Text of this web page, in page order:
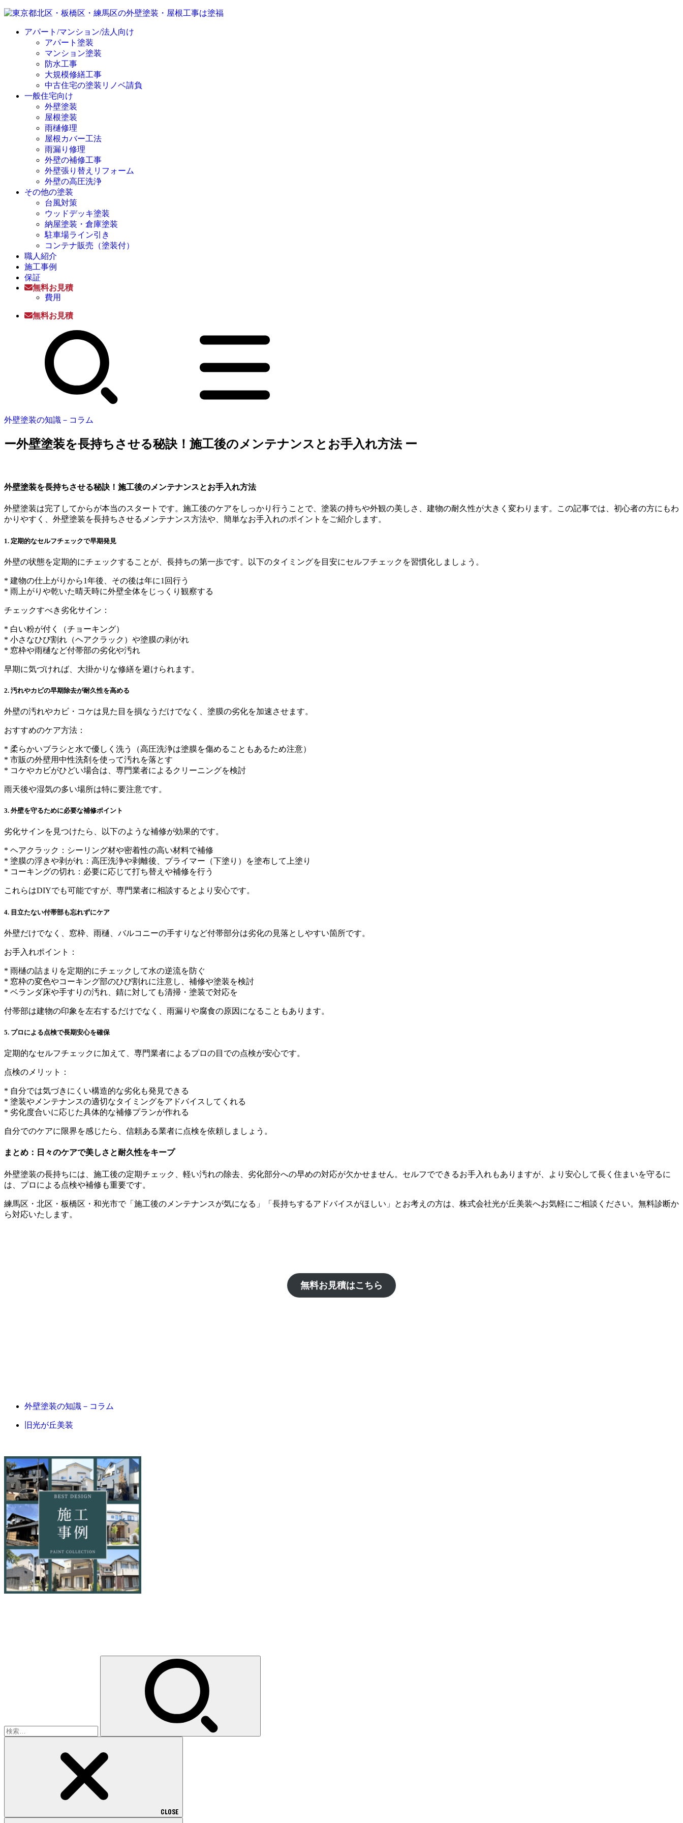
アパート/マンション/法人向け
アパート塗装
マンション塗装
防水工事
大規模修繕工事
中古住宅の塗装リノベ請負
一般住宅向け
外壁塗装
屋根塗装
雨樋修理
屋根カバー工法
雨漏り修理
外壁の補修工事
外壁張り替えリフォーム
外壁の高圧洗浄
その他の塗装
台風対策
ウッドデッキ塗装
納屋塗装・倉庫塗装
駐車場ライン引き
コンテナ販売（塗装付）
職人紹介
施工事例
保証
無料お見積
費用
無料お見積
外壁塗装の知識－コラム
ー外壁塗装を長持ちさせる秘訣！施工後のメンテナンスとお手入れ方法 ー
外壁塗装を長持ちさせる秘訣！施工後のメンテナンスとお手入れ方法
外壁塗装は完了してからが本当のスタートです。施工後のケアをしっかり行うことで、塗装の持ちや外観の美しさ、建物の耐久性が大きく変わります。この記事では、初心者の方にもわ
かりやすく、外壁塗装を長持ちさせるメンテナンス方法や、簡単なお手入れのポイントをご紹介します。
1. 定期的なセルフチェックで早期発見
外壁の状態を定期的にチェックすることが、長持ちの第一歩です。以下のタイミングを目安にセルフチェックを習慣化しましょう。
* 建物の仕上がりから1年後、その後は年に1回行う
* 雨上がりや乾いた晴天時に外壁全体をじっくり観察する
チェックすべき劣化サイン：
* 白い粉が付く（チョーキング）
* 小さなひび割れ（ヘアクラック）や塗膜の剥がれ
* 窓枠や雨樋など付帯部の劣化や汚れ
早期に気づければ、大掛かりな修繕を避けられます。
2. 汚れやカビの早期除去が耐久性を高める
外壁の汚れやカビ・コケは見た目を損なうだけでなく、塗膜の劣化を加速させます。
おすすめのケア方法：
* 柔らかいブラシと水で優しく洗う（高圧洗浄は塗膜を傷めることもあるため注意）
* 市販の外壁用中性洗剤を使って汚れを落とす
* コケやカビがひどい場合は、専門業者によるクリーニングを検討
雨天後や湿気の多い場所は特に要注意です。
3. 外壁を守るために必要な補修ポイント
劣化サインを見つけたら、以下のような補修が効果的です。
* ヘアクラック：シーリング材や密着性の高い材料で補修
* 塗膜の浮きや剥がれ：高圧洗浄や剥離後、プライマー（下塗り）を塗布して上塗り
* コーキングの切れ：必要に応じて打ち替えや補修を行う
これらはDIYでも可能ですが、専門業者に相談するとより安心です。
4. 目立たない付帯部も忘れずにケア
外壁だけでなく、窓枠、雨樋、バルコニーの手すりなど付帯部分は劣化の見落としやすい箇所です。
お手入れポイント：
* 雨樋の詰まりを定期的にチェックして水の逆流を防ぐ
* 窓枠の変色やコーキング部のひび割れに注意し、補修や塗装を検討
* ベランダ床や手すりの汚れ、錆に対しても清掃・塗装で対応を
付帯部は建物の印象を左右するだけでなく、雨漏りや腐食の原因になることもあります。
5. プロによる点検で長期安心を確保
定期的なセルフチェックに加えて、専門業者によるプロの目での点検が安心です。
点検のメリット：
* 自分では気づきにくい構造的な劣化も発見できる
* 塗装やメンテナンスの適切なタイミングをアドバイスしてくれる
* 劣化度合いに応じた具体的な補修プランが作れる
自分でのケアに限界を感じたら、信頼ある業者に点検を依頼しましょう。
まとめ：日々のケアで美しさと耐久性をキープ
外壁塗装の長持ちには、施工後の定期チェック、軽い汚れの除去、劣化部分への早めの対応が欠かせません。セルフでできるお手入れもありますが、より安心して長く住まいを守るに
は、プロによる点検や補修も重要です。
練馬区・北区・板橋区・和光市で「施工後のメンテナンスが気になる」「長持ちするアドバイスがほしい」とお考えの方は、株式会社光が丘美装へお気軽にご相談ください。無料診断か
ら対応いたします。
無料お見積はこちら
外壁塗装の知識－コラム
旧光が丘美装
CLOSE